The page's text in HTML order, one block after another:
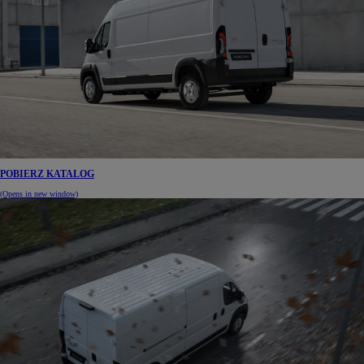
POBIERZ KATALOG
(Opens in new window)